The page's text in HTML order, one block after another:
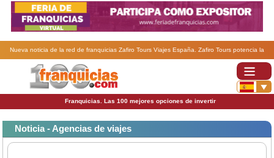
Nueva noticia de la red de franquicias Zafiro Tours Viajes España. Zafiro Tours potencia la
rentabilidad de las ventas de viajes a Baleares y Canarias.
Franquicias. Las 100 mejores opciones de invertir
Noticia - Agencias de viajes